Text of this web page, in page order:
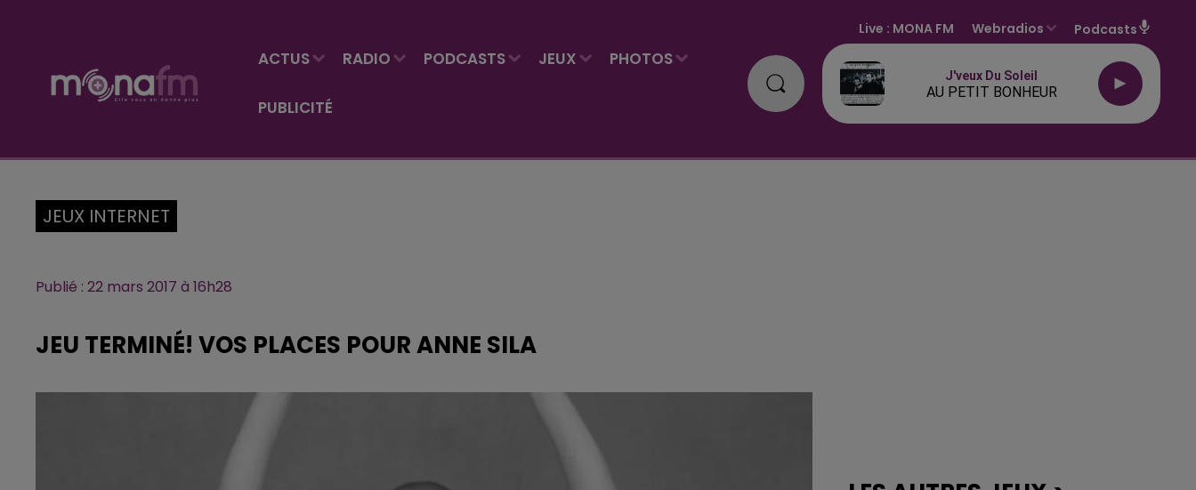
ACTUS RADIO PODCASTS JEUX PHOTOS
PUBLICITÉ
Live : MONA FM Webradios Podcasts
J'veux Du Soleil
AU PETIT BONHEUR
JEUX INTERNET
Publié : 22 mars 2017 à 16h28
JEU TERMINÉ! VOS PLACES POUR ANNE SILA